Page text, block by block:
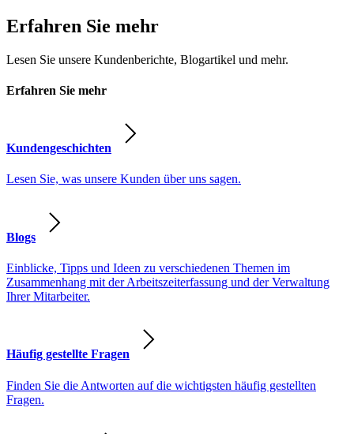
Erfahren Sie mehr
Lesen Sie unsere Kundenberichte, Blogartikel und mehr.
Erfahren Sie mehr
Kundengeschichten
Lesen Sie, was unsere Kunden über uns sagen.
Blogs
Einblicke, Tipps und Ideen zu verschiedenen Themen im
Zusammenhang mit der Arbeitszeiterfassung und der Verwaltung
Ihrer Mitarbeiter.
Häufig gestellte Fragen
Finden Sie die Antworten auf die wichtigsten häufig gestellten
Fragen.